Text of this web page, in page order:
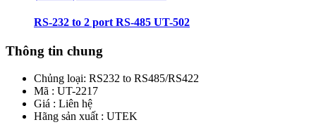
RS-232 to 2 port RS-485 UT-502
Thông tin chung
Chủng loại: RS232 to RS485/RS422
Mã : UT-2217
Giá : Liên hệ
Hãng sản xuất : UTEK